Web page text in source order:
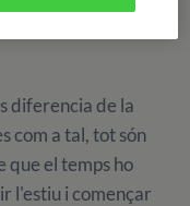
aFinca Tamarit
diferencia de la
com a tal, tot són
que el temps ho
l'estiu i començar